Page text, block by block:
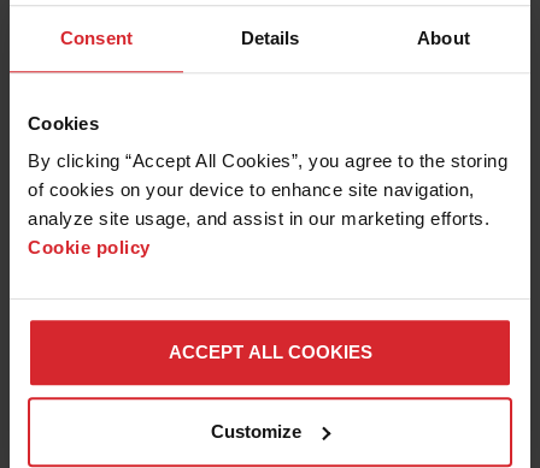
Consent Details About
Cookies
By clicking “Accept All Cookies”, you agree to the storing
of cookies on your device to enhance site navigation,
analyze site usage, and assist in our marketing efforts.
Cookie policy
ACCEPT ALL COOKIES
Customize
Подобные вопросы
для своих машин?
Поиск
Техническое (8)
Программное обеспечение (5)